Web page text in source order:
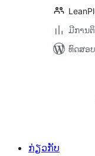
ມີການ
ທົດສອ
ກ່ຽວກັບ